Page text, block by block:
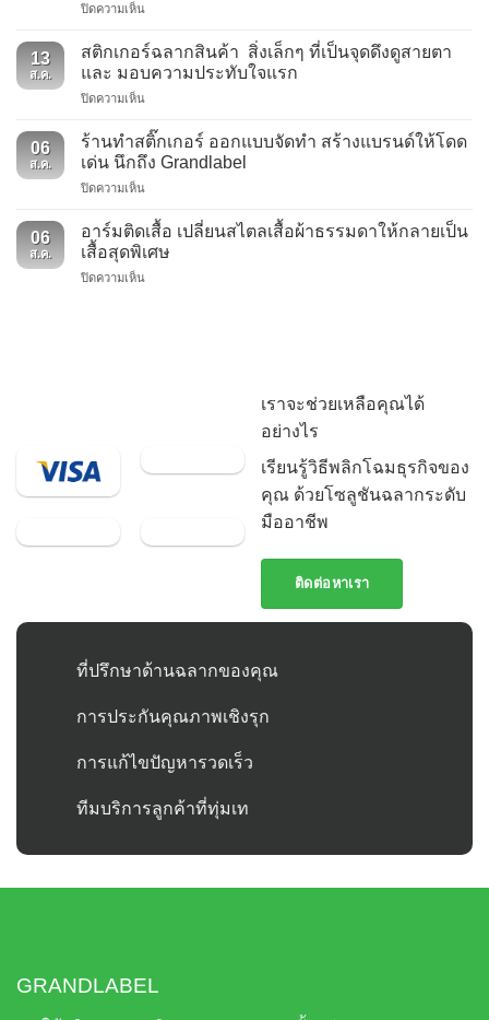
เบื้อง
และ
ประโยชน์
คุณ
รู้
–
ทอ
ปิดความเห็น
พิมพ์
หลาก
หลาย
ใช้
งาน
ประเภท
พิมพ์
ลาย
13
ส.ค.
สติกเกอร์ฉลากสินค้า สิ่งเล็กๆ ที่เป็นจุดดึงดูสายตา
และ มอบความประทับใจแรก
ปิดความเห็น
ก
เกอร์
ฉลาก
สินค้า
เล็กๆ
ที่
จุด
06
ส.ค.
ร้านทำสติ๊กเกอร์ ออกแบบจัดทำ สร้างแบรนด์ให้โดด
เด่น นึกถึง Grandlabel
ปิดความเห็น
ทำ
ออกแบบ
จัด
06
ส.ค.
อาร์มติดเสื้อ เปลี่ยนสไตลเสื้อผ้าธรรมดาให้กลายเป็น
เสื้อสุดพิเศษ
ปิดความเห็น
เราจะช่วยเหลือคุณได้
อย่างไร
เรียนรู้วิธีพลิกโฉมธุรกิจของ
คุณ ด้วยโซลูชันฉลากระดับ
มืออาชีพ
ติดต่อหาเรา
ที่ปรึกษาด้านฉลากของคุณ
การประกันคุณภาพเชิงรุก
การแก้ไขปัญหารวดเร็ว
ทีมบริการลูกค้าที่ทุ่มเท
GRANDLABEL